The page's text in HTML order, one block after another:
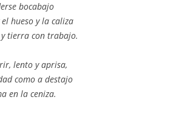
bocabajo
hueso y la caliza
tierra con trabajo.
lento y aprisa,
como a destajo
en la ceniza.